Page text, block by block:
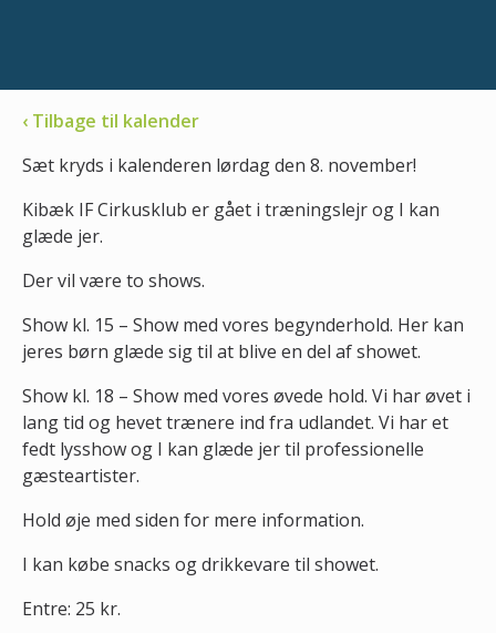
‹ Tilbage til kalender
Sæt kryds i kalenderen lørdag den 8. november!
Kibæk IF Cirkusklub er gået i træningslejr og I kan
glæde jer.
Der vil være to shows.
Show kl. 15 – Show med vores begynderhold. Her kan
jeres børn glæde sig til at blive en del af showet.
Show kl. 18 – Show med vores øvede hold. Vi har øvet i
lang tid og hevet trænere ind fra udlandet. Vi har et
fedt lysshow og I kan glæde jer til professionelle
gæsteartister.
Hold øje med siden for mere information.
I kan købe snacks og drikkevare til showet.
Entre: 25 kr.